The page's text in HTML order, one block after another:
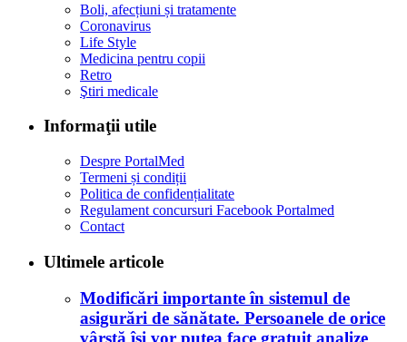
Boli, afecțiuni și tratamente
Coronavirus
Life Style
Medicina pentru copii
Retro
Ştiri medicale
Informaţii utile
Despre PortalMed
Termeni și condiții
Politica de confidențialitate
Regulament concursuri Facebook Portalmed
Contact
Ultimele articole
Modificări importante în sistemul de
asigurări de sănătate. Persoanele de orice